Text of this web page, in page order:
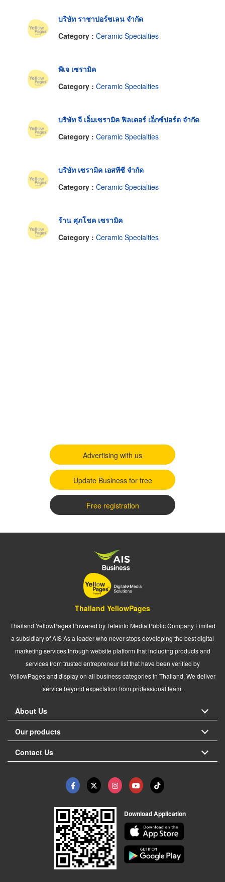
บริษัท ราชาปอร์ซเลน จำกัด
Category : Ceramic Specialties
พีเจ เซรามิค
Category : Ceramic Specialties
บริษัท จี เอ็มเซรามิค ฟิลเตอร์ เอ็กซ์ปอร์ต จำกัด
Category : Ceramic Specialties
บริษัท เซรามิค เอสทีซี จำกัด
Category : Ceramic Specialties
ร้าน ศุภโชค เซรามิค
Category : Ceramic Specialties
Advertising with us
Update Business for free
Free registration
Thailand YellowPages
Thailand YellowPages Powered by Teleinfo Media Public Company Limited
a subsidiary of AIS As a leader who never stops developing the best digital
marketing services through website platform that including products and
services from trusted entrepreneur list that have been verified by
YellowPages and display on all business categories in Thailand. We deliver
service beyond expectation from professional team.
About Us
Our products
Contact Us
Download Application